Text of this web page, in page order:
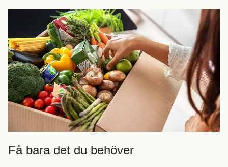
Få bara det du behöver